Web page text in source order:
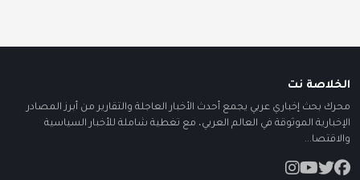
الخلاصة نت
محرك بحث إخباري عربي يجمع أحدث الأخبار العاجلة والتقارير من أبرز المصادر
الإخبارية الموثوقة في العالم العربي، مع تغطية شاملة للأخبار السياسية
والاقتصا...